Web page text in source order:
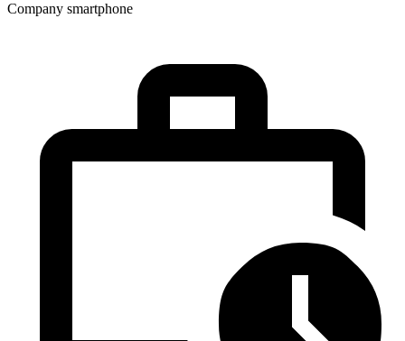
Company smartphone